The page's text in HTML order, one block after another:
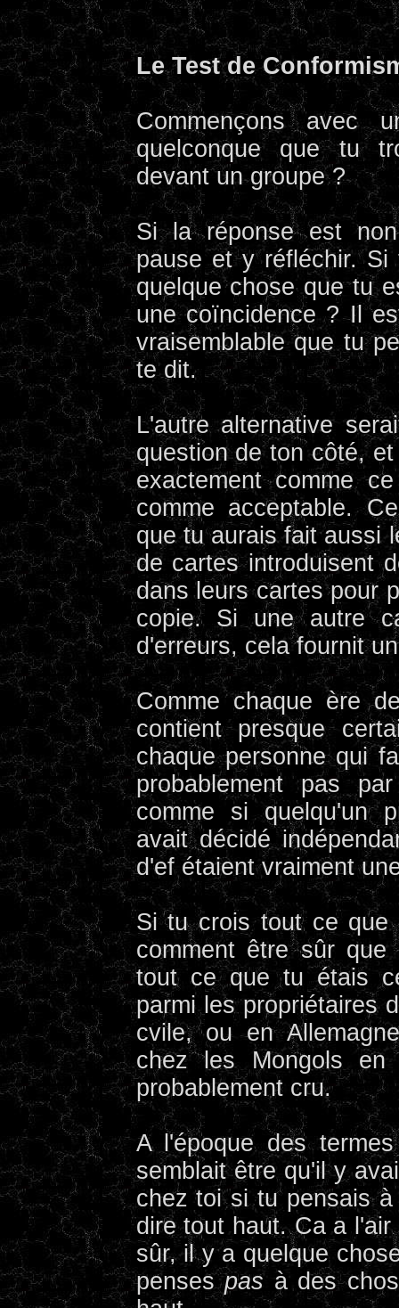
Le Test de
Commençons
quelconque que tu
devant un groupe ?
Si la réponse est
pause et y réfléchir.
quelque chose que tu
une coïncidence ? Il
vraisemblable que tu
te dit.
L'autre alternative
question de ton côté,
exactement comme
comme acceptable.
que tu aurais fait aussi
de cartes introduisent
dans leurs cartes pour
copie. Si une autre
d'erreurs, cela fournit
Comme chaque ère
contient presque
chaque personne qui
probablement pas
comme si quelqu'un
avait décidé
d'ef étaient vraiment
Si tu crois tout ce que
comment être sûr
tout ce que tu étais
parmi les propriétaires
cvile, ou en
chez les Mongols
probablement cru.
A l'époque des
semblait être qu'il y
chez toi si tu pensais
dire tout haut. Ca a
sûr, il y a quelque
pensespasà des